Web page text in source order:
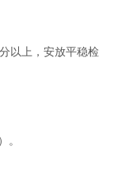
以上，安放平稳检
。